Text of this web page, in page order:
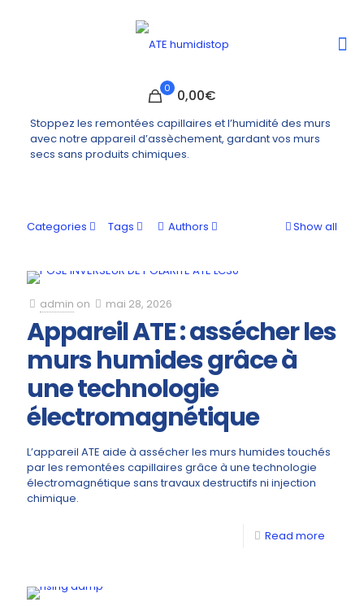
0 0,00€
Stoppez les remontées capillaires et l’humidité des murs
avec notre appareil d’assèchement, gardant vos murs
secs sans produits chimiques.
Categories Tags Authors Show all
admin on mai 28, 2026
Appareil ATE : assécher les
murs humides grâce à
une technologie
électromagnétique
L’appareil ATE aide à assécher les murs humides touchés
par les remontées capillaires grâce à une technologie
électromagnétique sans travaux destructifs ni injection
chimique.
Read more